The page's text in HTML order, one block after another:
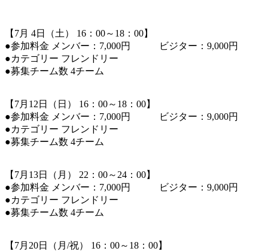
【7月 4日（土） 16：00～18：00】
●参加料金 メンバー：7,000円 ビジター：9,000円
●カテゴリー フレンドリー
●募集チーム数 4チーム
【7月12日（日） 16：00～18：00】
●参加料金 メンバー：7,000円 ビジター：9,000円
●カテゴリー フレンドリー
●募集チーム数 4チーム
【7月13日（月） 22：00～24：00】
●参加料金 メンバー：7,000円 ビジター：9,000円
●カテゴリー フレンドリー
●募集チーム数 4チーム
【7月20日（月/祝） 16：00～18：00】